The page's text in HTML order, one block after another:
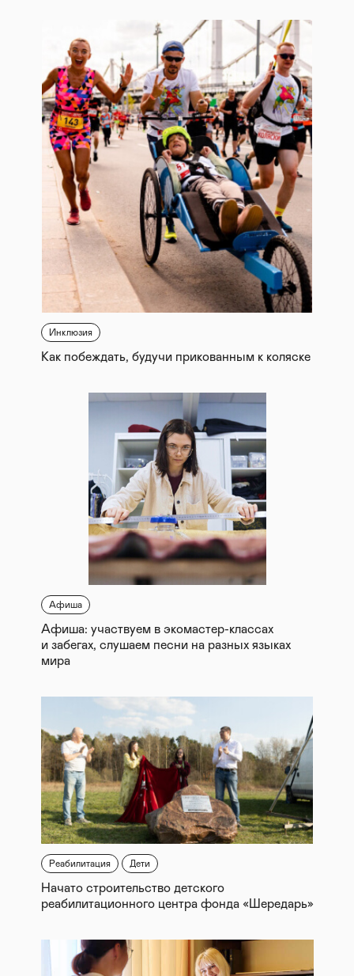
Инклюзия
Как побеждать, будучи прикованным к коляске
Афиша
Афиша: участвуем в экомастер-классах
и забегах, слушаем песни на разных языках
мира
Реабилитация Дети
Начато строительство детского
реабилитационного центра фонда «Шередарь»